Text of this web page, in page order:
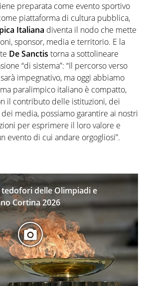
preparata come evento sportivo
piattaforma di cultura pubblica,
Italiana diventa il nodo che mette
sponsor, media e territorio. E la
De Sanctis torna a sottolineare
“di sistema”: “Il percorso verso
sarà impegnativo, ma oggi abbiamo
paralimpico italiano è compatto,
il contributo delle istituzioni, dei
media, possiamo garantire ai nostri
per esprimere il loro valore e
evento di cui andare orgogliosi”.
delle Olimpiadi e
Cortina 2026